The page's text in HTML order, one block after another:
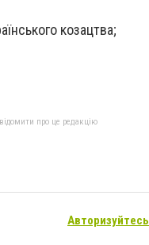
козацтва;
про це редакцію
Авторизуйтесь